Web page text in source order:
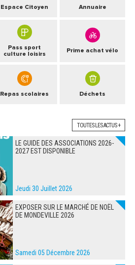
Espace Citoyen Annuaire
Pass sport
culture loisirs
Prime achat vélo
Repas scolaires Déchets
TOUTES LES ACTUS +
LE GUIDE DES ASSOCIATIONS 2026-
2027 EST DISPONIBLE
Jeudi 30 Juillet 2026
EXPOSER SUR LE MARCHÉ DE NOËL
DE MONDEVILLE 2026
Samedi 05 Décembre 2026